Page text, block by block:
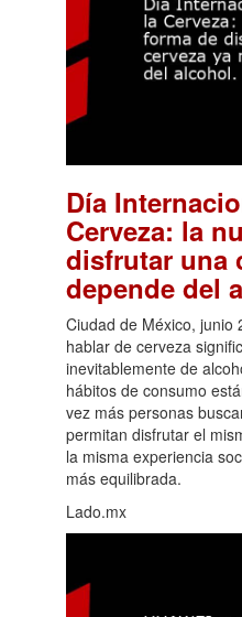
Día
Cerveza: la
disfrutar una
depende del
Ciudad de México, junio
hablar de cerveza
inevitablemente de
hábitos de consumo
vez más personas
permitan disfrutar el
la misma experiencia
más equilibrada.
Lado.mx